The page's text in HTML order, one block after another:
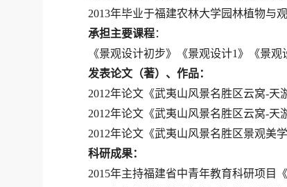
2013年毕业于福建农林大学园林植物与
承担主要课程：
《景观设计初步》《景观设计1 》《景观
发表论文（著）、作品：
201 2年论文《武夷山风景名胜区云窝-天
201 2年论文《武夷山风景名胜区云窝-天
201 2年论文《武夷山风景名胜区景观美
科研成果：
2015年主持福建省中青年教育科研项目